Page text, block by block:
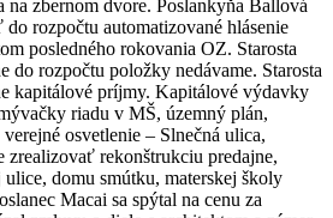
na zbernom dvore. Poslankyňa Ballová
rozpočtu automatizované hlásenie
posledného rokovania OZ. Starosta
do rozpočtu položky nedávame. Starosta
kapitálové príjmy. Kapitálové výdavky
riadu v MŠ, územný plán,
osvetlenie – Slnečná ulica,
zrealizovať rekonštrukciu predajne,
domu smútku, materskej školy
Macai sa spýtal na cenu za